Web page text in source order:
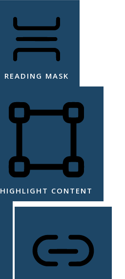
READING MASK
HIGHLIGHT CONTENT